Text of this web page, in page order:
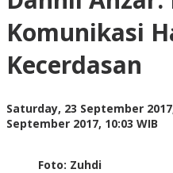
Komunikasi
Kecerdasan
Saturday, 23 September
September 2017, 10:03 WIB
Foto: Zuhdi